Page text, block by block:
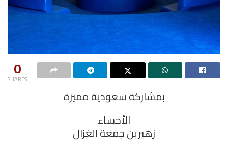
0
SHARES
بمشاركة سعودية مميزة
الأحساء
زهير بن جمعة الغزال